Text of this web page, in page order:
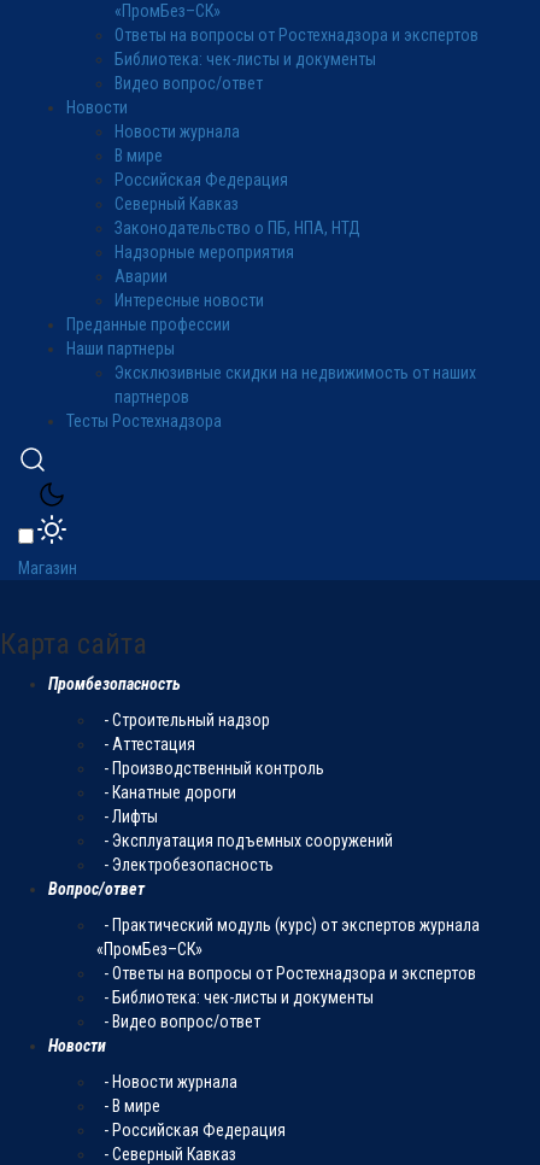
«ПромБез–СК»
Ответы на вопросы от Ростехнадзора и экспертов
Библиотека: чек-листы и документы
Видео вопрос/ответ
Новости
Новости журнала
В мире
Российская Федерация
Северный Кавказ
Законодательство о ПБ, НПА, НТД
Надзорные мероприятия
Аварии
Интересные новости
Преданные профессии
Наши партнеры
Эксклюзивные скидки на недвижимость от наших
партнеров
Тесты Ростехнадзора
Магазин
Карта сайта
Промбезопасность
- Строительный надзор
- Аттестация
- Производственный контроль
- Канатные дороги
- Лифты
- Эксплуатация подъемных сооружений
- Электробезопасность
Вопрос/ответ
- Практический модуль (курс) от экспертов журнала
«ПромБез–СК»
- Ответы на вопросы от Ростехнадзора и экспертов
- Библиотека: чек-листы и документы
- Видео вопрос/ответ
Новости
- Новости журнала
- В мире
- Российская Федерация
- Северный Кавказ